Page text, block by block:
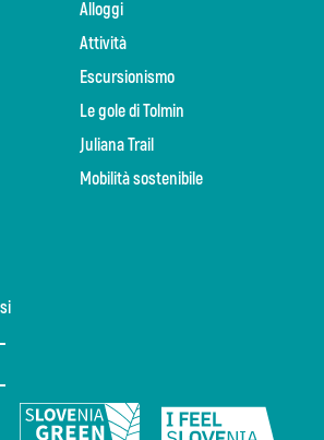
Alloggi
Attività
Escursionismo
Le gole di Tolmin
Juliana Trail
Mobilità sostenibile